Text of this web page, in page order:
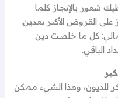
شعور بالإنجاز كلما
القروض الأكبر بعدين.
كل ما خلصت دين
الباقي.
للديون، وهذا الشيء ممكن